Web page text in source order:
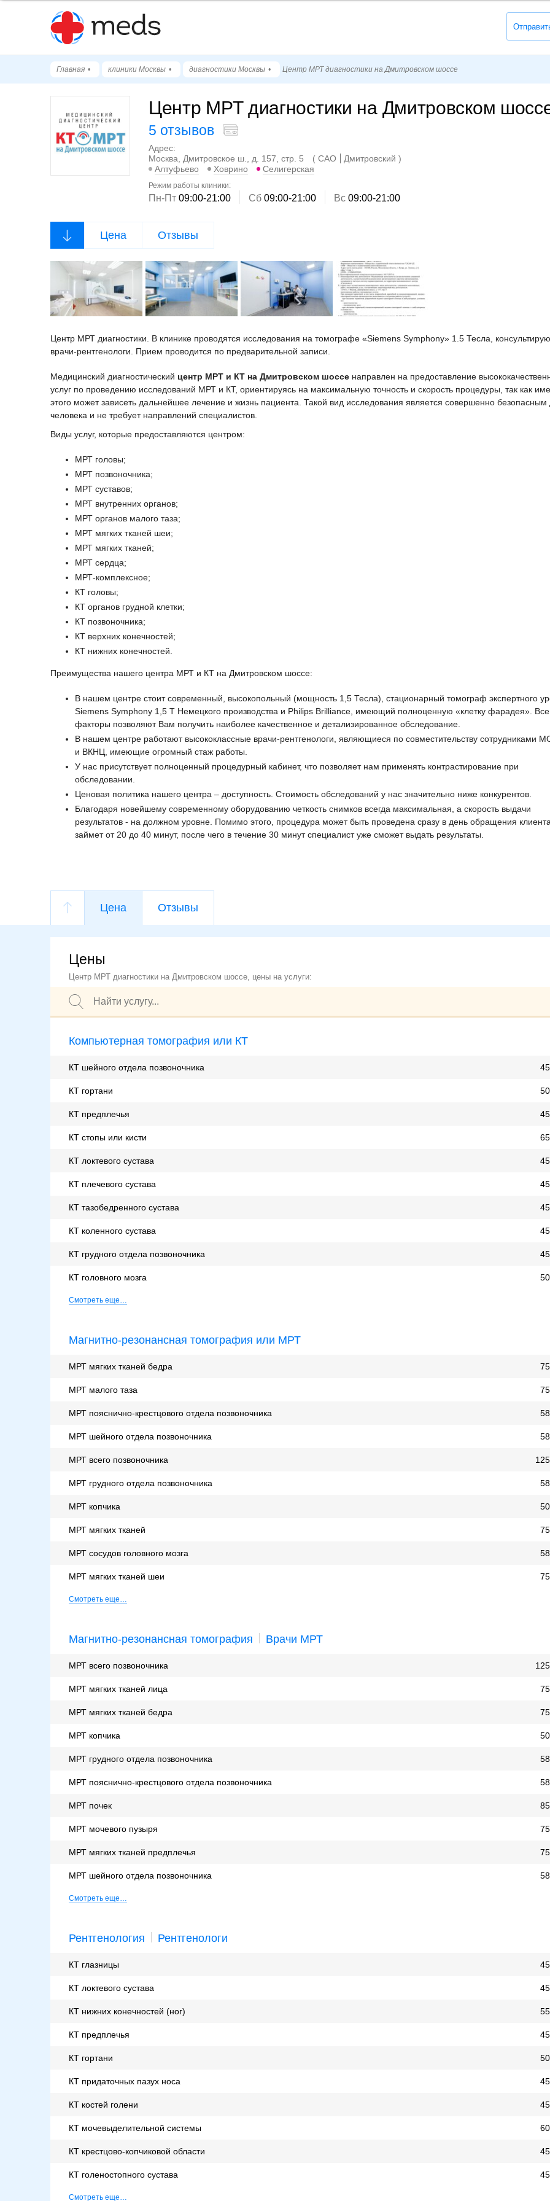
Главная клиники Москвы диагностики Москвы Центр МРТ диагностики на Дмитровском шоссе
Центр МРТ диагностики на Дмитровском
5 отзывов
Адрес:
Москва, Дмитровское ш., д. 157, стр. 5
САО
Дмитровский
Алтуфьево
Ховрино Селигерская
Режим работы клиники:
Пн-Пт 09:00-21:00 Cб 09:00-21:00 Вс 09:00-21:00
Цена Отзывы
Центр МРТ диагностики. В клинике проводятся исследования на томографе «Siemens Symphony» 1.5 Тесла,
врачи-рентгенологи. Прием проводится по предварительной записи.
Медицинский диагностический центр МРТ и КТ на Дмитровском шоссе направлен на предоставление
услуг по проведению исследований МРТ и КТ, ориентируясь на максимальную точность и скорость процедуры, так как
этого может зависеть дальнейшее лечение и жизнь пациента. Такой вид исследования является совершенно безопасным
человека и не требует направлений специалистов.
Виды услуг, которые предоставляются центром:
МРТ головы;
МРТ позвоночника;
МРТ суставов;
МРТ внутренних органов;
МРТ органов малого таза;
МРТ мягких тканей шеи;
МРТ мягких тканей;
МРТ сердца;
МРТ-комплексное;
КТ головы;
КТ органов грудной клетки;
КТ позвоночника;
КТ верхних конечностей;
КТ нижних конечностей.
Преимущества нашего центра МРТ и КТ на Дмитровском шоссе:
В нашем центре стоит современный, высокопольный (мощность 1,5 Тесла), стационарный томограф экспертного
Siemens Symphony 1,5 Т Немецкого производства и Philips Brilliance, имеющий полноценную «клетку фарадея». Все
факторы позволяют Вам получить наиболее качественное и детализированное обследование.
В нашем центре работают высококлассные врачи-рентгенологи, являющиеся по совместительству сотрудниками
и ВКНЦ, имеющие огромный стаж работы.
У нас присутствует полноценный процедурный кабинет, что позволяет нам применять контрастирование при
обследовании.
Ценовая политика нашего центра – доступность. Стоимость обследований у нас значительно ниже конкурентов.
Благодаря новейшему современному оборудованию четкость снимков всегда максимальная, а скорость выдачи
результатов - на должном уровне. Помимо этого, процедура может быть проведена сразу в день обращения
займет от 20 до 40 минут, после чего в течение 30 минут специалист уже сможет выдать результаты.
Цена Отзывы
Цены
Центр МРТ диагностики на Дмитровском шоссе, цены на услуги:
Компьютерная томография или КТ
КТ шейного отдела позвоночника
КТ гортани
КТ предплечья
КТ стопы или кисти
КТ локтевого сустава
КТ плечевого сустава
КТ тазобедренного сустава
КТ коленного сустава
КТ грудного отдела позвоночника
КТ головного мозга
Смотреть еще…
Магнитно-резонансная томография или МРТ
МРТ мягких тканей бедра
МРТ малого таза
МРТ пояснично-крестцового отдела позвоночника
МРТ шейного отдела позвоночника
МРТ всего позвоночника
МРТ грудного отдела позвоночника
МРТ копчика
МРТ мягких тканей
МРТ сосудов головного мозга
МРТ мягких тканей шеи
Смотреть еще…
Магнитно-резонансная томография Врачи МРТ
МРТ всего позвоночника
МРТ мягких тканей лица
МРТ мягких тканей бедра
МРТ копчика
МРТ грудного отдела позвоночника
МРТ пояснично-крестцового отдела позвоночника
МРТ почек
МРТ мочевого пузыря
МРТ мягких тканей предплечья
МРТ шейного отдела позвоночника
Смотреть еще…
Рентгенология Рентгенологи
КТ глазницы
КТ локтевого сустава
КТ нижних конечностей (ног)
КТ предплечья
КТ гортани
КТ придаточных пазух носа
КТ костей голени
КТ мочевыделительной системы
КТ крестцово-копчиковой области
КТ голеностопного сустава
Смотреть еще…